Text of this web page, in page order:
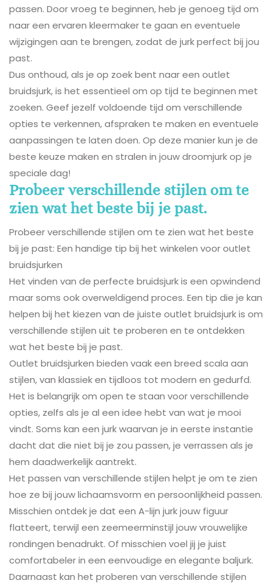
passen. Door vroeg te beginnen, heb je genoeg tijd om
naar een ervaren kleermaker te gaan en eventuele
wijzigingen aan te brengen, zodat de jurk perfect bij jou
past.
Dus onthoud, als je op zoek bent naar een outlet
bruidsjurk, is het essentieel om op tijd te beginnen met
zoeken. Geef jezelf voldoende tijd om verschillende
opties te verkennen, afspraken te maken en eventuele
aanpassingen te laten doen. Op deze manier kun je de
beste keuze maken en stralen in jouw droomjurk op je
speciale dag!
Probeer verschillende stijlen om te
zien wat het beste bij je past.
Probeer verschillende stijlen om te zien wat het beste
bij je past: Een handige tip bij het winkelen voor outlet
bruidsjurken
Het vinden van de perfecte bruidsjurk is een opwindend
maar soms ook overweldigend proces. Een tip die je kan
helpen bij het kiezen van de juiste outlet bruidsjurk is om
verschillende stijlen uit te proberen en te ontdekken
wat het beste bij je past.
Outlet bruidsjurken bieden vaak een breed scala aan
stijlen, van klassiek en tijdloos tot modern en gedurfd.
Het is belangrijk om open te staan voor verschillende
opties, zelfs als je al een idee hebt van wat je mooi
vindt. Soms kan een jurk waarvan je in eerste instantie
dacht dat die niet bij je zou passen, je verrassen als je
hem daadwerkelijk aantrekt.
Het passen van verschillende stijlen helpt je om te zien
hoe ze bij jouw lichaamsvorm en persoonlijkheid passen.
Misschien ontdek je dat een A-lijn jurk jouw figuur
flatteert, terwijl een zeemeerminstijl jouw vrouwelijke
rondingen benadrukt. Of misschien voel jij je juist
comfortabeler in een eenvoudige en elegante baljurk.
Daarnaast kan het proberen van verschillende stijlen